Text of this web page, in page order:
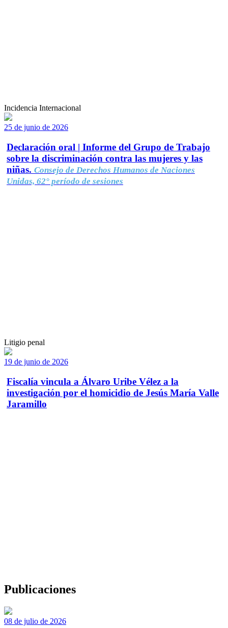
Incidencia Internacional
25 de junio de 2026
Declaración oral | Informe del Grupo de Trabajo
sobre la discriminación contra las mujeres y las
niñas. Consejo de Derechos Humanos de Naciones
Unidas, 62° período de sesiones
Litigio penal
19 de junio de 2026
Fiscalía vincula a Álvaro Uribe Vélez a la
investigación por el homicidio de Jesús María Valle
Jaramillo
Publicaciones
08 de julio de 2026